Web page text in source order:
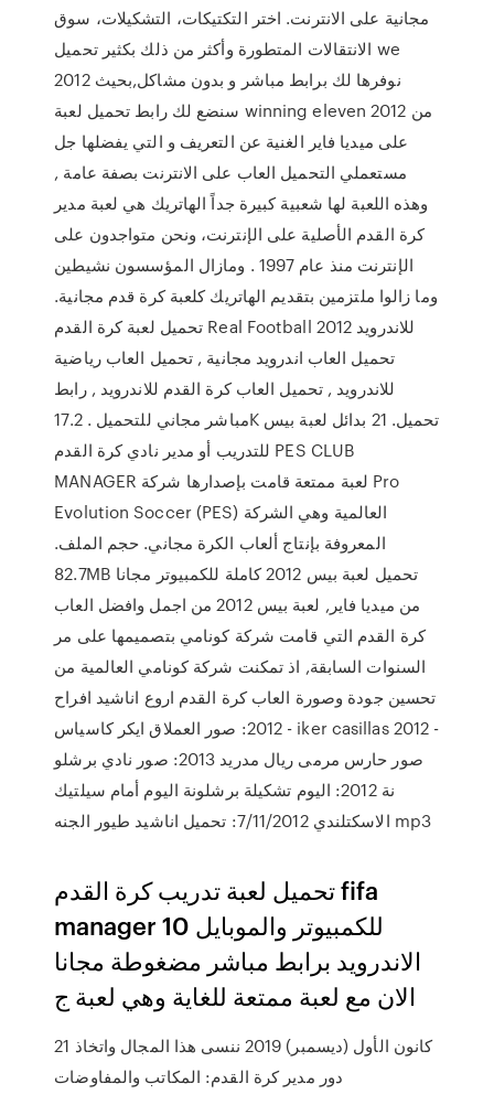
مجانية على الانترنت. اختر التكتيكات، التشكيلات، سوق
الانتقالات المتطورة وأكثر من ذلك بكثير تحميل we
2012 نوفرها لك برابط مباشر و بدون مشاكل,بحيث
سنضع لك رابط تحميل لعبة winning eleven 2012 من
على ميديا فاير الغنية عن التعريف و التي يفضلها جل
مستعملي التحميل العاب على الانترنت بصفة عامة ,
وهذه اللعبة لها شعبية كبيرة جداً الهاتريك هي لعبة مدير
كرة القدم الأصلية على الإنترنت، ونحن متواجدون على
الإنترنت منذ عام 1997 . ومازال المؤسسون نشيطين
وما زالوا ملتزمين بتقديم الهاتريك كلعبة كرة قدم مجانية.
تحميل لعبة كرة القدم Real Football 2012 للاندرويد
تحميل العاب اندرويد مجانية , تحميل العاب رياضية
للاندرويد , تحميل العاب كرة القدم للاندرويد , رابط
مباشر مجاني للتحميل . 17.2K تحميل. 21 بدائل لعبة بيس
للتدريب أو مدير نادي كرة القدم PES CLUB
MANAGER لعبة ممتعة قامت بإصدارها شركة Pro
Evolution Soccer (PES) العالمية وهي الشركة
المعروفة بإنتاج ألعاب الكرة مجاني. حجم الملف.
82.7MB تحميل لعبة بيس 2012 كاملة للكمبيوتر مجانا
من ميديا فاير, لعبة بيس 2012 من اجمل وافضل العاب
كرة القدم التي قامت شركة كونامي بتصميمها على مر
السنوات السابقة, اذ تمكنت شركة كونامي العالمية من
تحسين جودة وصورة العاب كرة القدم اروع اناشيد افراح
2012: صور العملاق ايكر كاسياس - iker casillas 2012 -
صور حارس مرمى ريال مدريد 2013: صور نادي برشلو
نة 2012: اليوم تشكيلة برشلونة اليوم أمام سيلتيك
الاسكتلندي 7/11/2012: تحميل اناشيد طيور الجنه mp3
تحميل لعبة تدريب كرة القدم fifa
manager 10 للكمبيوتر والموبايل
الاندرويد برابط مباشر مضغوطة مجانا
الان مع لعبة ممتعة للغاية وهي لعبة ج
21 كانون الأول (ديسمبر) 2019 ننسى هذا المجال واتخاذ
دور مدير كرة القدم: المكاتب والمفاوضات